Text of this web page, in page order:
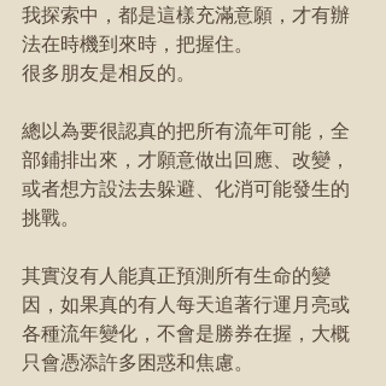
我探索中，都是這樣充滿意願，才有辦
法在時機到來時，把握住。
很多朋友是相反的。
總以為要很認真的把所有流年可能，全
部鋪排出來，才願意做出回應、改變，
或者想方設法去躲避、化消可能發生的
挑戰。
其實沒有人能真正預測所有生命的變
因，如果真的有人每天追著行運月亮或
各種流年變化，不會是勝券在握，大概
只會憑添許多困惑和焦慮。